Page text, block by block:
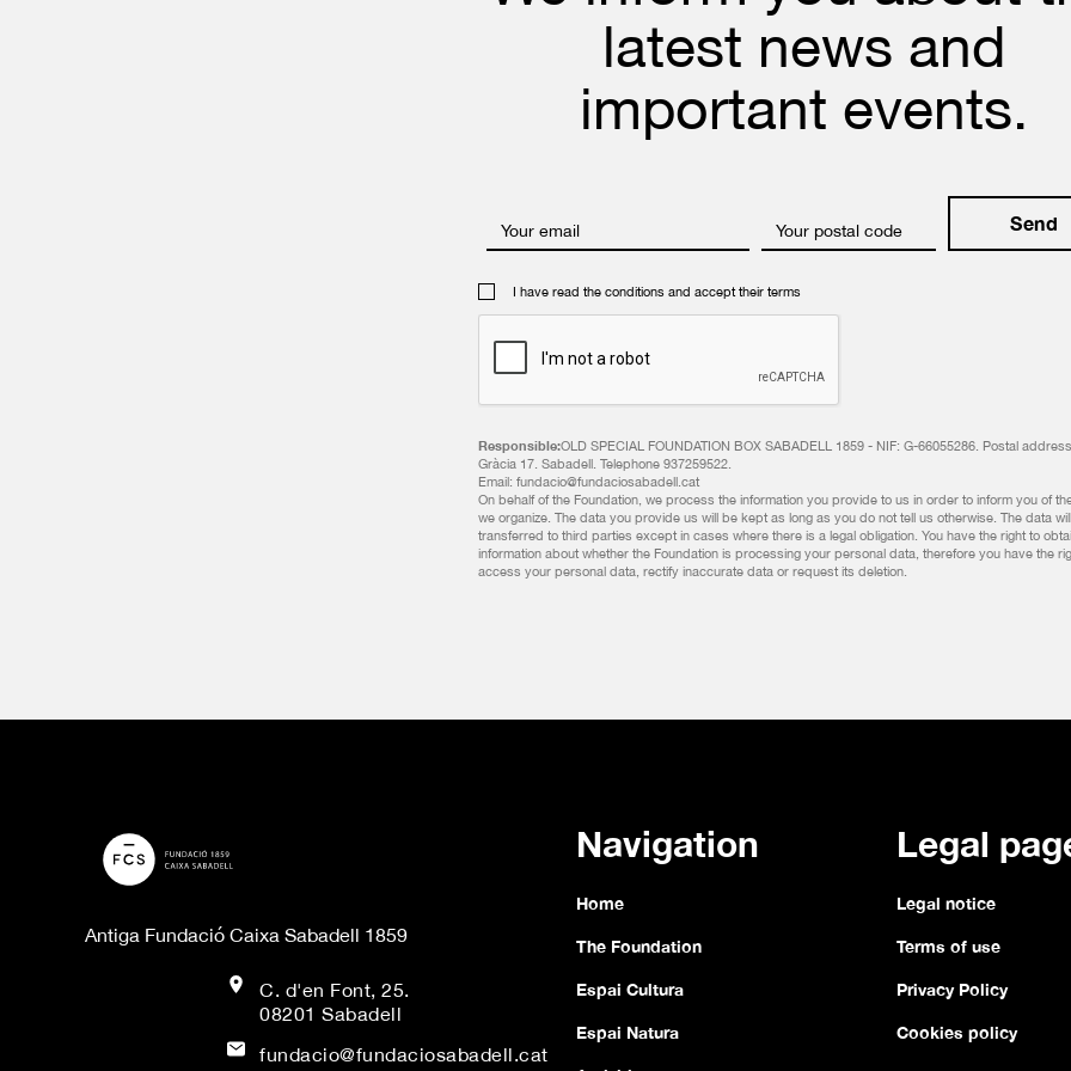
latest news and
important events.
Your email Your postal code
I have read the conditions and accept their terms
Responsible:OLD SPECIAL FOUNDATION BOX SABADELL 1859 - NIF: G-66055286. Postal
Gràcia 17. Sabadell. Telephone 937259522.
Email: fundacio@fundaciosabadell.cat
On behalf of the Foundation, we process the information you provide to us in order to inform you of
we organize. The data you provide us will be kept as long as you do not tell us otherwise. The data
transferred to third parties except in cases where there is a legal obligation. You have the right to
information about whether the Foundation is processing your personal data, therefore you have the
access your personal data, rectify inaccurate data or request its deletion.
Antiga Fundació Caixa Sabadell 1859
C. d'en Font, 25.
08201 Sabadell
fundacio@fundaciosabadell.cat
Navigation
Home
The Foundation
Espai Cultura
Espai Natura
Legal
Legal notice
Terms of use
Privacy Policy
Cookies policy